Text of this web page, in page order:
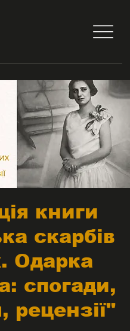
книги
скарбів
Одарка
спогади,
рецензії"